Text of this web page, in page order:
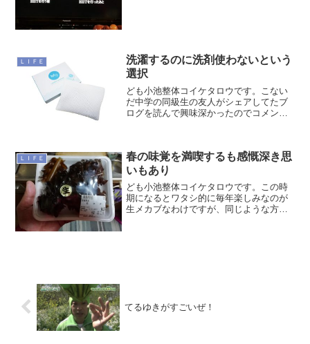
ＬＩＦＥ
洗濯するのに洗剤使わないという
選択
ども小池整体コイケタロウです。こない
だ中学の同級生の友人がシェアしてたブ
ログを読んで興味深かったのでコメント
は10年以上前からシャ...
ＬＩＦＥ
春の味覚を満喫するも感慨深き思
いもあり
ども小池整体コイケタロウです。この時
期になるとワタシ的に毎年楽しみなのが
生メカブなわけですが、同じような方が
てるゆきがすごいぜ！